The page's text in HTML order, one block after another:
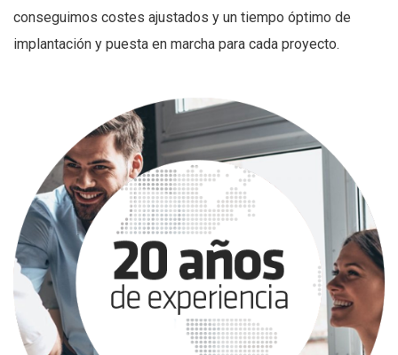
conseguimos costes ajustados y un tiempo óptimo de
implantación y puesta en marcha para cada proyecto.